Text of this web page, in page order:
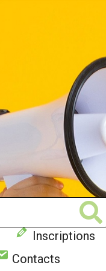
Inscriptions
Contacts